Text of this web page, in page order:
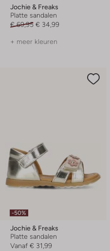
Jochie & Freaks
Platte sandalen
€ 69,95 € 34,99
+ meer kleuren
-50%
Jochie & Freaks
Platte sandalen
Vanaf € 31,99